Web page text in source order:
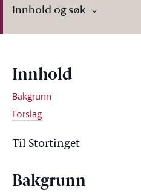
Innhold og søk
Innhold
Bakgrunn
Forslag
Til Stortinget
Bakgrunn